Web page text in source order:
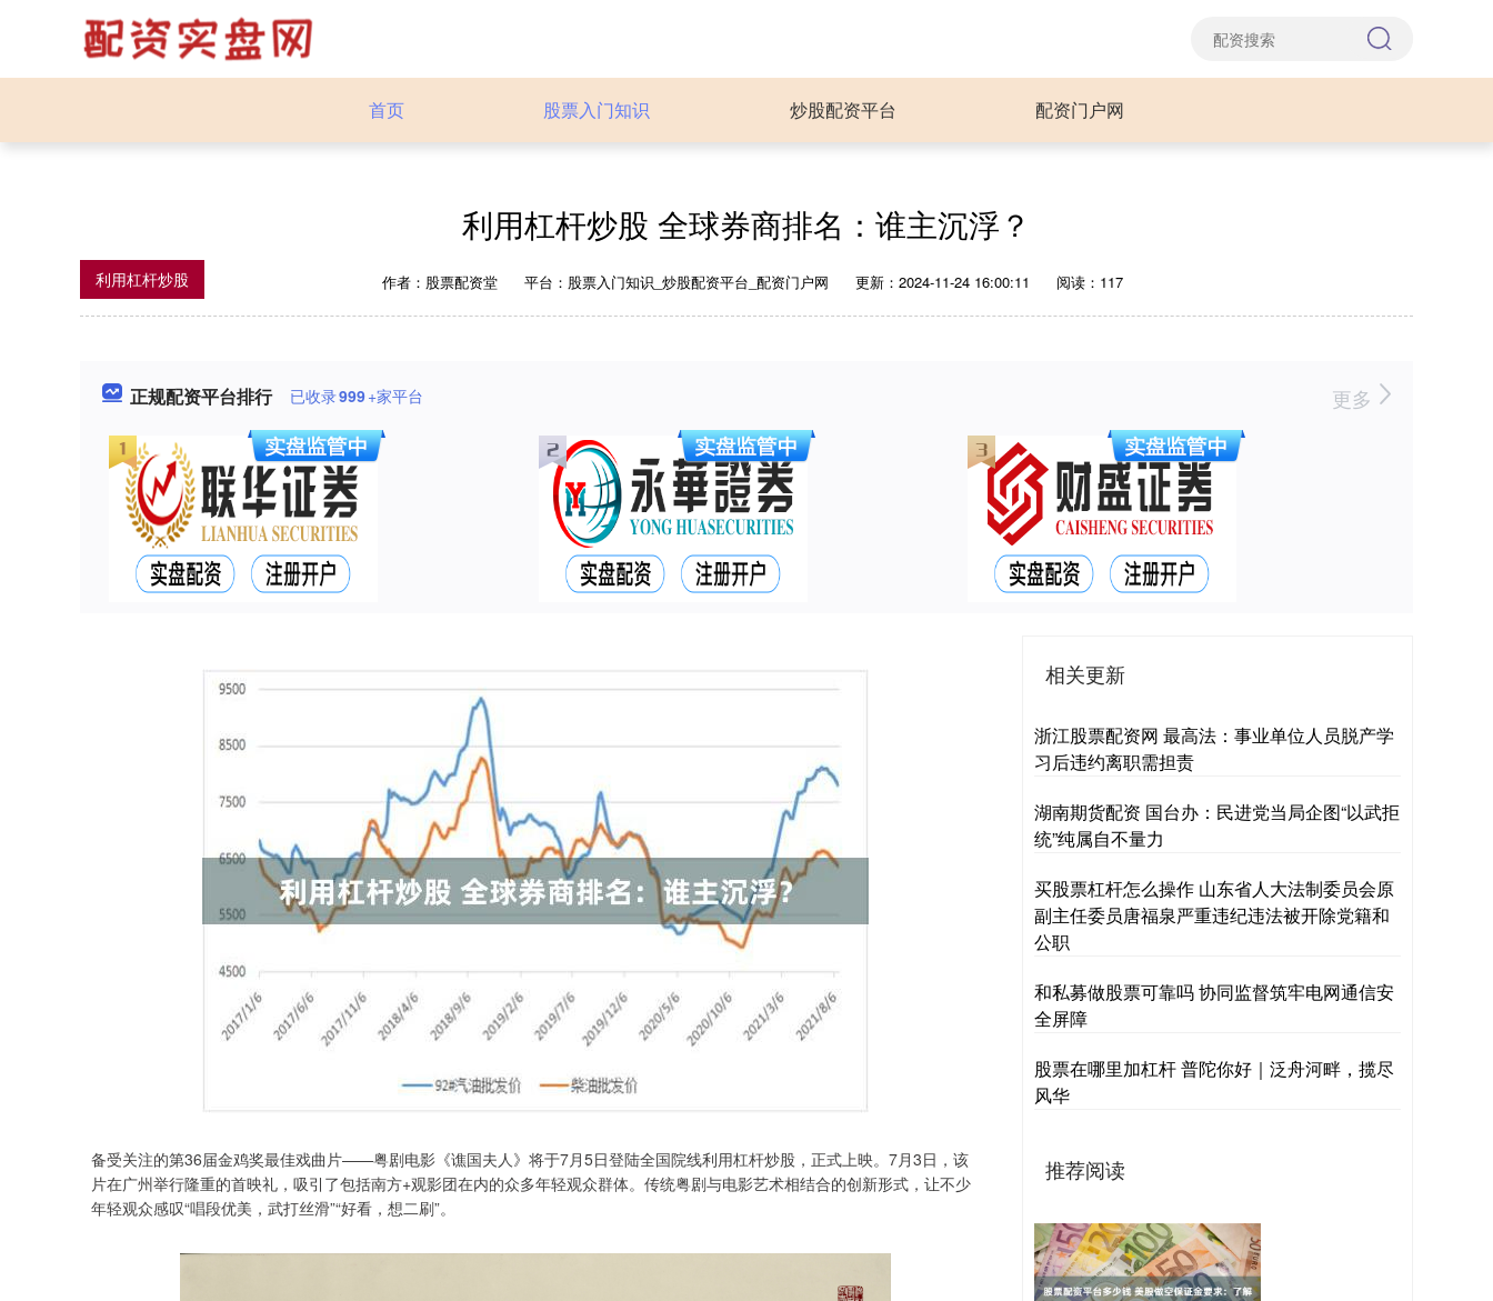
首页 股票入门知识 炒股配资平台 配资门户网
利用杠杆炒股 全球券商排名：谁主沉浮？
利用杠杆炒股 作者：股票配资堂 平台：股票入门知识_炒股配资平台_配资门户网 更新：2024-11-24 16:00:11 阅读：117
正规配资平台排行 已收录999+家平台 更多
备受关注的第36届金鸡奖最佳戏曲片——粤剧电影《谯国夫人》将于7月5日登陆全国院线利用杠杆炒股，正式上映。7月3日，该
片在广州举行隆重的首映礼，吸引了包括南方+观影团在内的众多年轻观众群体。传统粤剧与电影艺术相结合的创新形式，让不少
年轻观众感叹“唱段优美，武打丝滑”“好看，想二刷”。
相关更新
浙江股票配资网 最高法：事业单位人员脱产学
习后违约离职需担责
湖南期货配资 国台办：民进党当局企图“以武拒
统”纯属自不量力
买股票杠杆怎么操作 山东省人大法制委员会原
副主任委员唐福泉严重违纪违法被开除党籍和
公职
和私募做股票可靠吗 协同监督筑牢电网通信安
全屏障
股票在哪里加杠杆 普陀你好｜泛舟河畔，揽尽
风华
推荐阅读